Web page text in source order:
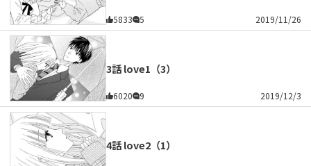
5833 5 2019/11/26
3話 love1（3）
6020 9 2019/12/3
4話 love2（1）